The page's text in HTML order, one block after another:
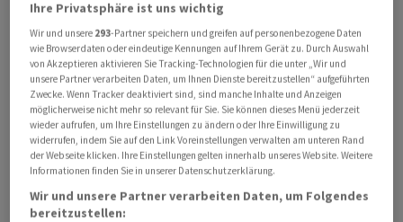
Im August stiegen die Konsumpreise im Jahresvergleich
um 2,2 Prozent, wie das Statistikamt Eurostat am
Mittwoch in Luxemburg nach einer zweiten Schätzung
mitteilte. Damit wurde eine erste Erhebung wie von
Analysten erwartet bestätigt. Die Inflationsrate im
gemeinsamen Währungsraum ist damit so niedrig wie
seit dem Sommer 2021 nicht mehr.
Ihre Privatsphäre ist uns wichtig
Wir und unsere 293-Partner speichern und greifen auf personenbezogene Daten
wie Browserdaten oder eindeutige Kennungen auf Ihrem Gerät zu. Durch Auswahl
von Akzeptieren aktivieren Sie Tracking-Technologien für die unter „Wir und
unsere Partner verarbeiten Daten, um Ihnen Dienste bereitzustellen“ aufgeführten
Zwecke. Wenn Tracker deaktiviert sind, sind manche Inhalte und Anzeigen
möglicherweise nicht mehr so relevant für Sie. Sie können dieses Menü jederzeit
wieder aufrufen, um Ihre Einstellungen zu ändern oder Ihre Einwilligung zu
widerrufen, indem Sie auf den Link Voreinstellungen verwalten am unteren Rand
der Webseite klicken. Ihre Einstellungen gelten innerhalb unseres Website. Weitere
Informationen finden Sie in unserer Datenschutzerklärung.
Wir und unsere Partner verarbeiten Daten, um Folgendes
bereitzustellen: